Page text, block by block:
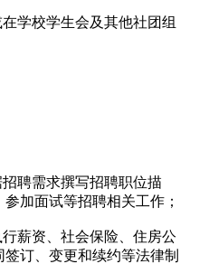
学校学生会及其他社团组
聘需求撰写招聘职位描
加面试等招聘相关工作；
薪资、社会保险、住房公
订、变更和续约等法律制